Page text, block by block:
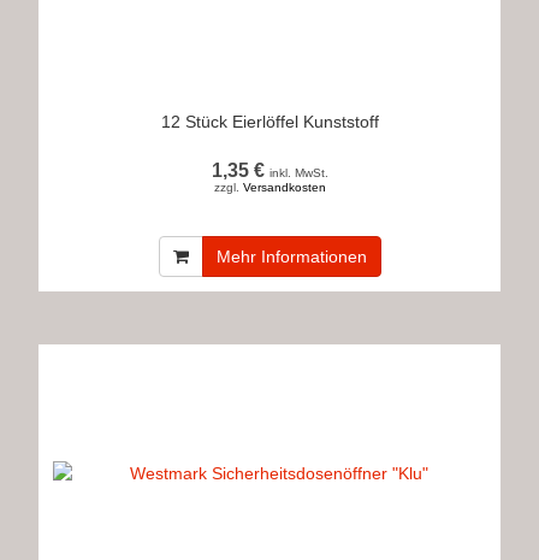
12 Stück Eierlöffel Kunststoff
1,35 € inkl. MwSt.
zzgl. Versandkosten
Mehr Informationen